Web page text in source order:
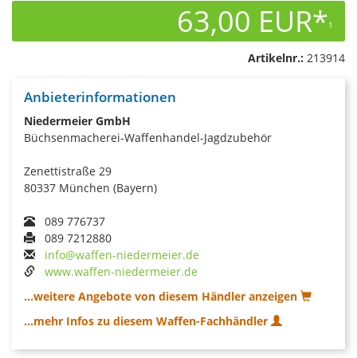
63,00 EUR*1
Artikelnr.: 213914
Anbieterinformationen
Niedermeier GmbH
Büchsenmacherei-Waffenhandel-Jagdzubehör
Zenettistraße 29
80337 München (Bayern)
089 776737
089 7212880
info@waffen-niedermeier.de
www.waffen-niedermeier.de
...weitere Angebote von diesem Händler anzeigen
...mehr Infos zu diesem Waffen-Fachhändler